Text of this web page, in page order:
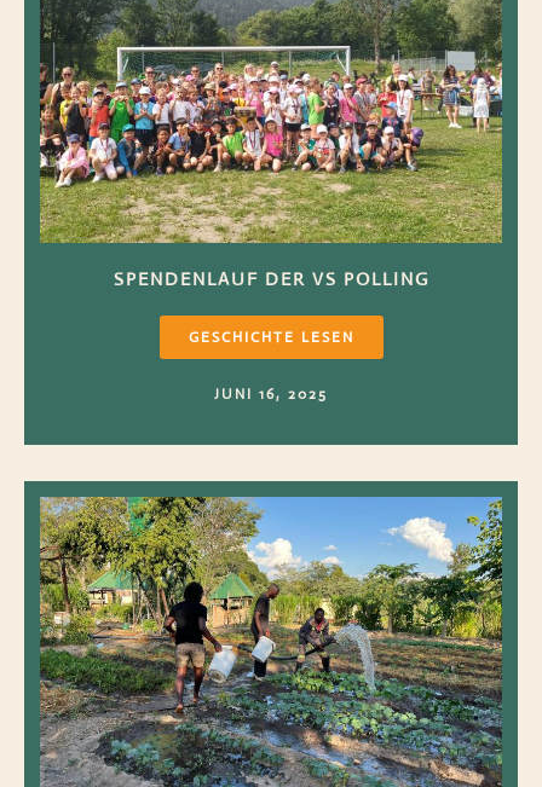
SPENDENLAUF DER VS POLLING
GESCHICHTE LESEN
JUNI 16, 2025